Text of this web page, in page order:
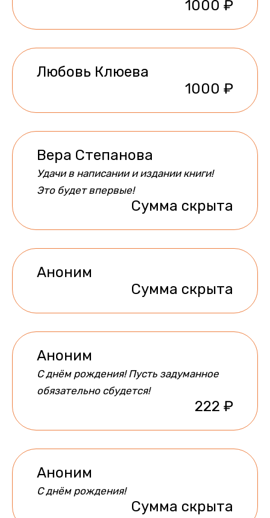
1000 ₽
Любовь Клюева
1000 ₽
Вера Степанова
Удачи в написании и издании книги!
Это будет впервые!
Сумма скрыта
Аноним
Сумма скрыта
Аноним
С днём рождения! Пусть задуманное
обязательно сбудется!
222 ₽
Аноним
С днём рождения!
Сумма скрыта